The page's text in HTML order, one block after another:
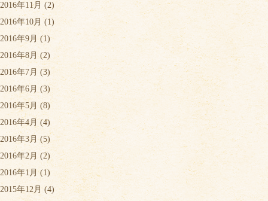
2016年11月 (2)
2016年10月 (1)
2016年9月 (1)
2016年8月 (2)
2016年7月 (3)
2016年6月 (3)
2016年5月 (8)
2016年4月 (4)
2016年3月 (5)
2016年2月 (2)
2016年1月(1)
2015年12月 (4)